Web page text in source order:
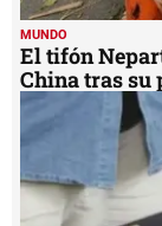
MUNDO
El tifón
China tras su